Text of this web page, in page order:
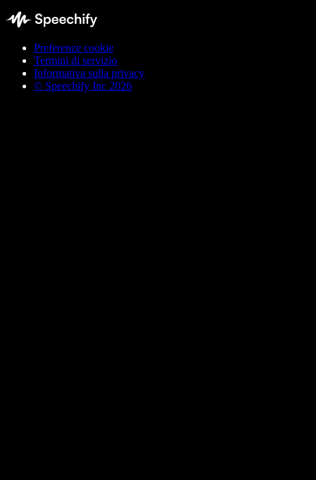
Preferenze cookie
Termini di servizio
Informativa sulla privacy
© Speechify Inc 2026